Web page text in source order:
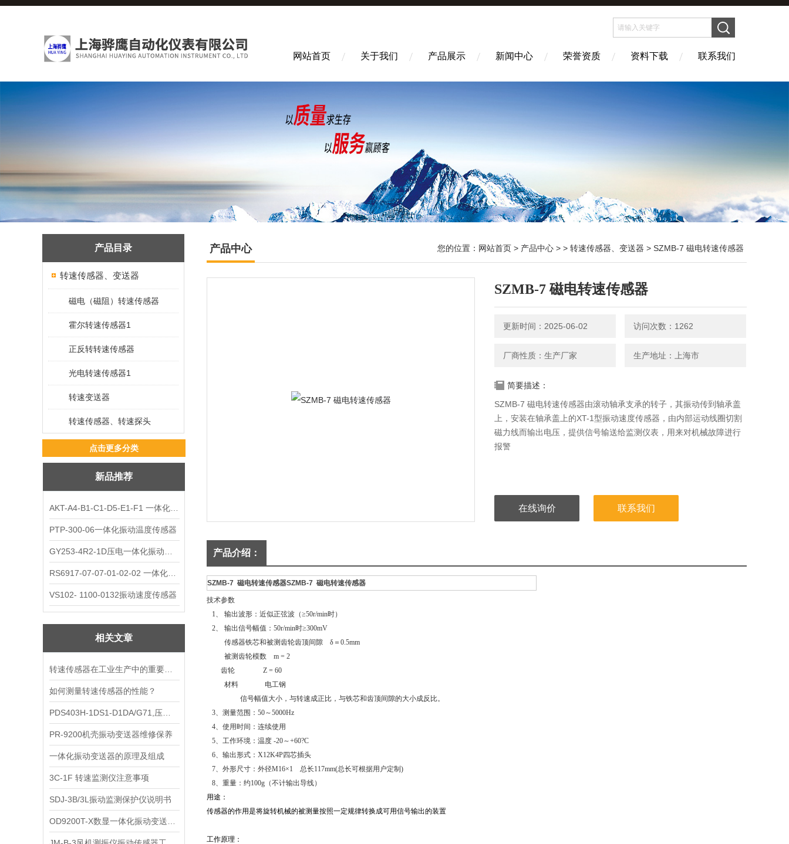
网站首页 关于我们 产品展示 新闻中心 荣誉资质 资料下载 联系我们
产品目录
转速传感器、变送器
磁电（磁阻）转速传感器
霍尔转速传感器1
正反转转速传感器
光电转速传感器1
转速变送器
转速传感器、转速探头
点击更多分类
新品推荐
PTP-300-06一体化振动温度传感器
VS102- 1100-0132振动速度传感器
相关文章
如何测量转速传感器的性能？
PR-9200机壳振动变送器维修保养
一体化振动变送器的原理及组成
3C-1F 转速监测仪注意事项
SDJ-3B/3L振动监测保护仪说明书
产品中心 您的位置： 网站首页 > 产品中心 > > 转速传感器、变送器 > SZMB-7 磁电转速传感器
SZMB-7 磁电转速传感器
更新时间：2025-06-02 访问次数：1262
厂商性质：生产厂家 生产地址：上海市
简要描述：
SZMB-7 磁电转速传感器由滚动轴承支承的转子，其振动传到轴承盖
上，安装在轴承盖上的XT-1型振动速度传感器，由内部运动线圈切割
磁力线而输出电压，提供信号输送给监测仪表，用来对机械故障进行
报警
在线询价 联系我们
产品介绍：
SZMB-7 磁电转速传感器SZMB-7 磁电转速传感器
技术参数
1、 输出波形：近似正弦波（≥50r/min时）
2、 输出信号幅值：50r/min时≥300mV
传感器铁芯和被测齿轮齿顶间隙 δ＝0.5mm
被测齿轮模数 m = 2
齿轮 Z = 60
材料 电工钢
信号幅值大小，与转速成正比，与铁芯和齿顶间隙的大小成反比。
3、测量范围：50～5000Hz
4、使用时间：连续使用
5、工作环境：温度 -20～+60?C
6、输出形式：X12K4P四芯插头
7、外形尺寸：外径M16×1 总长117mm(总长可根据用户定制)
8、重量：约100g（不计输出导线）
用途：
传感器的作用是将旋转机械的被测量按照一定规律转换成可用信号输出的装置
工作原理：